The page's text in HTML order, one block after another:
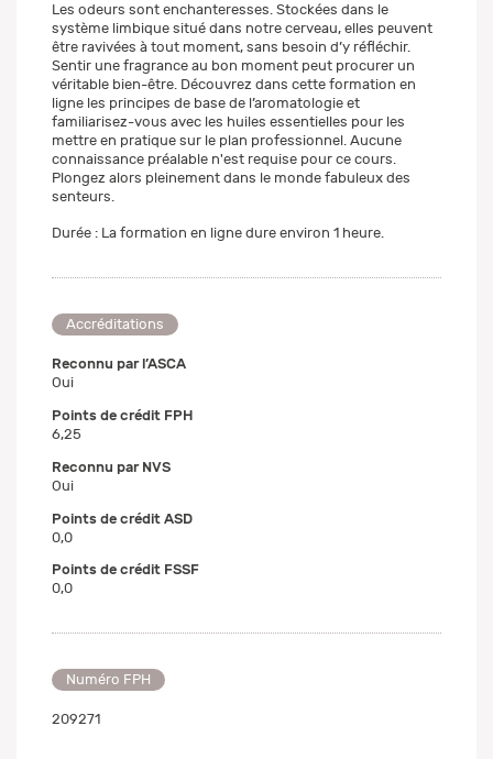
Les odeurs sont enchanteresses. Stockées dans le
système limbique situé dans notre cerveau, elles peuvent
être ravivées à tout moment, sans besoin d’y réfléchir.
Sentir une fragrance au bon moment peut procurer un
véritable bien-être. Découvrez dans cette formation en
ligne les principes de base de l’aromatologie et
familiarisez-vous avec les huiles essentielles pour les
mettre en pratique sur le plan professionnel. Aucune
connaissance préalable n'est requise pour ce cours.
Plongez alors pleinement dans le monde fabuleux des
senteurs.
Durée : La formation en ligne dure environ 1 heure.
Accréditations
Reconnu par l’ASCA
Oui
Points de crédit FPH
6,25
Reconnu par NVS
Oui
Points de crédit ASD
0,0
Points de crédit FSSF
0,0
Numéro FPH
209271